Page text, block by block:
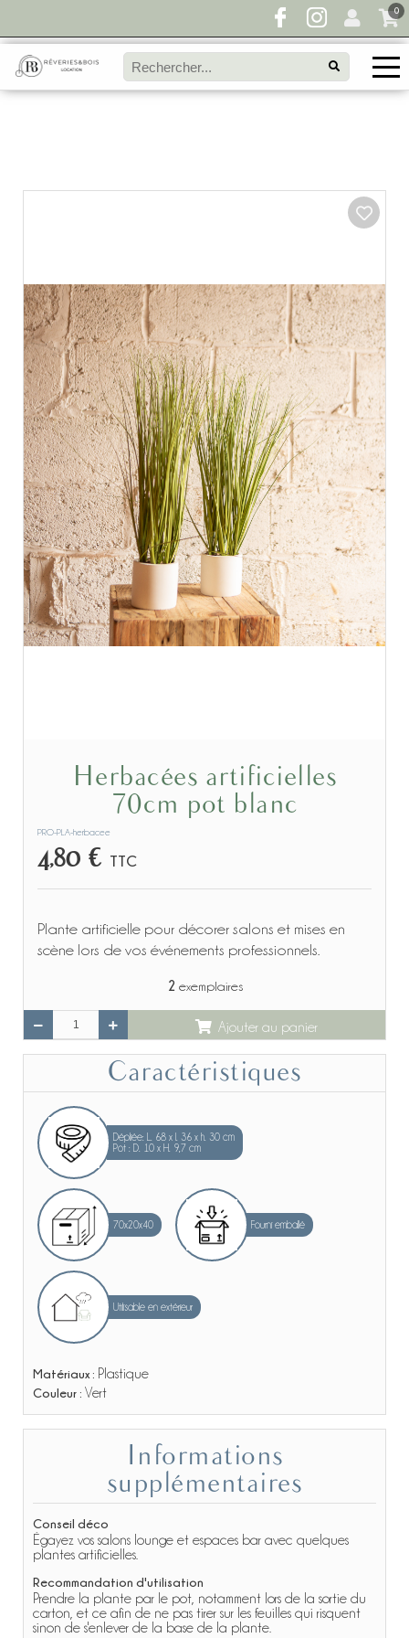
0
Pour toute demande de disponibilité, remplissez
Herbacées artificielles
70cm pot blanc
PRO-PLA-herbacee
4,80 € TTC
Plante artificielle pour décorer salons et mises en
scène lors de vos événements professionnels.
2 exemplaires
Ajouter au panier
Caractéristiques
Dépliée: L. 68 x l. 36 x h. 30 cm
Pot : D. 10 x H. 9,7 cm
70x20x40 Fourni emballé
Utilisable en extérieur
Matériaux : Plastique
Couleur : Vert
supplémentaires
Conseil déco
Égayez vos salons lounge et espaces bar avec quelques
plantes artificielles.
Recommandation d'utilisation
Prendre la plante par le pot, notamment lors de la sortie du
carton, et ce afin de ne pas tirer sur les feuilles qui risquent
sinon de s'enlever de la base de la plante.